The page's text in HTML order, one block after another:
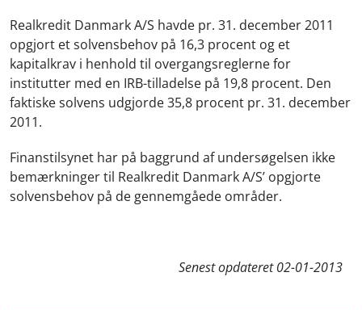
Realkredit Danmark A/S havde pr. 31. december 2011
opgjort et solvensbehov på 16,3 procent og et
kapitalkrav i henhold til overgangsreglerne for
institutter med en IRB-tilladelse på 19,8 procent. Den
faktiske solvens udgjorde 35,8 procent pr. 31. december
2011.
Finanstilsynet har på baggrund af undersøgelsen ikke
bemærkninger til Realkredit Danmark A/S’ opgjorte
solvensbehov på de gennemgåede områder.
Senest opdateret02-01-2013